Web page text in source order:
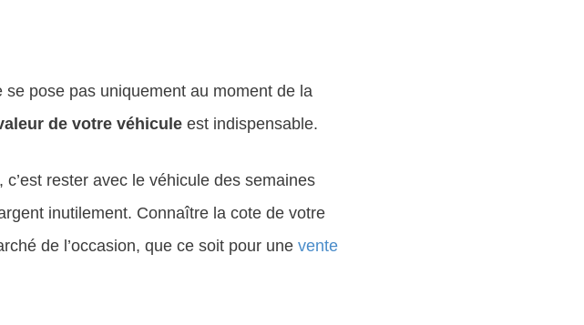
pose pas uniquement au moment de la
de votre véhicule est indispensable.
rester avec le véhicule des semaines
inutilement. Connaître la cote de votre
de l’occasion, que ce soit pour une vente